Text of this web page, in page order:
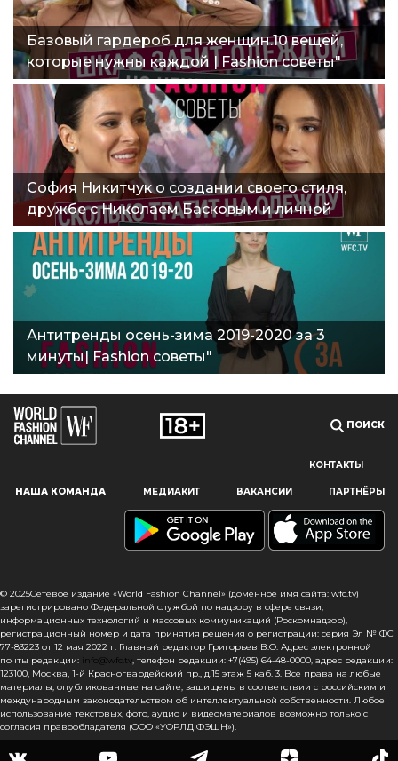
Наш сайт использует файлы cookie и похожие технологии,
пользователям, предоставляя персонализированную
информацию, запоминая предпочтения в области
сайта, вы подтверждаете свое согласие на использование
файлов cookie в соответствии с настоящим уведомлением
в отношении данного типа файлов. Если вы не согласны
с тем, чтобы мы использовали данный тип файлов,
то вы должны соответствующим образом установить
настройки вашего браузера или не использовать сайт wfc.tv
Базовый гардероб для женщин.10 вещей,
которые нужны каждой | Fashion советы"
София Никитчук о создании своего стиля,
дружбе с Николаем Басковым и личной
жизни | Fashion советы"
Антитренды осень-зима 2019-2020 за 3
минуты| Fashion советы"
ПОИСК
КОНТАКТЫ
НАША КОМАНДА МЕДИАКИТ ВАКАНСИИ ПАРТНЁРЫ
© 2025Сетевое издание «World Fashion Channel» (доменное имя сайта: wfc.tv)
зарегистрировано Федеральной службой по надзору в сфере связи,
информационных технологий и массовых коммуникаций (Роскомнадзор),
регистрационный номер и дата принятия решения о регистрации: серия Эл № ФС
77-83223 от 12 мая 2022 г. Главный редактор Григорьев В.О. Адрес электронной
почты редакции: info@wfc.tv, телефон редакции: +7(495) 64-48-0000, адрес редакции:
123100, Москва, 1-й Красногвардейский пр., д.15 этаж 5 каб. 3. Все права на любые
материалы, опубликованные на сайте, защищены в соответствии с российским и
международным законодательством об интеллектуальной собственности. Любое
использование текстовых, фото, аудио и видеоматериалов возможно только с
согласия правообладателя (ООО «УОРЛД ФЭШН»).